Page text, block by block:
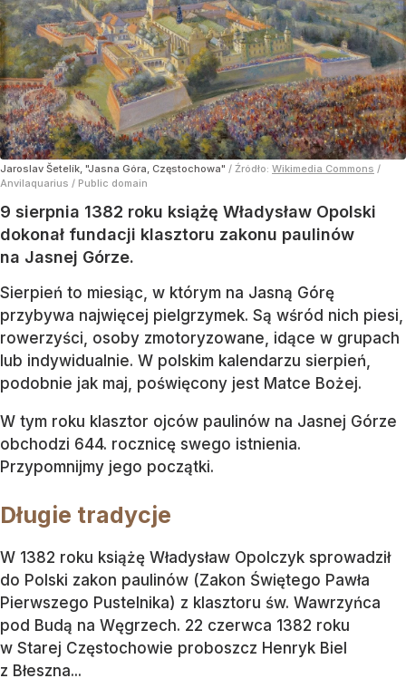
Jaroslav Šetelík, "Jasna Góra, Częstochowa" / Źródło: Wikimedia Commons /
Anvilaquarius / Public domain
9 sierpnia 1382 roku książę Władysław Opolski
dokonał fundacji klasztoru zakonu paulinów
na Jasnej Górze.
Sierpień to miesiąc, w którym na Jasną Górę
przybywa najwięcej pielgrzymek. Są wśród nich piesi,
rowerzyści, osoby zmotoryzowane, idące w grupach
lub indywidualnie. W polskim kalendarzu sierpień,
podobnie jak maj, poświęcony jest Matce Bożej.
W tym roku klasztor ojców paulinów na Jasnej Górze
obchodzi 644. rocznicę swego istnienia.
Przypomnijmy jego początki.
Długie tradycje
W 1382 roku książę Władysław Opolczyk sprowadził
do Polski zakon paulinów (Zakon Świętego Pawła
Pierwszego Pustelnika) z klasztoru św. Wawrzyńca
pod Budą na Węgrzech. 22 czerwca 1382 roku
w Starej Częstochowie proboszcz Henryk Biel
z Błeszna...